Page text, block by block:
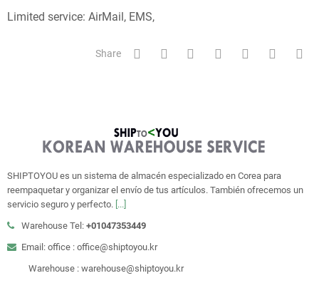
Limited service: AirMail, EMS,
Share
SHIPTOYOU es un sistema de almacén especializado en Corea para
reempaquetar y organizar el envío de tus artículos. También ofrecemos un
servicio seguro y perfecto. [...]
Warehouse Tel: +01047353449
Email: office : office@shiptoyou.kr
Warehouse : warehouse@shiptoyou.kr